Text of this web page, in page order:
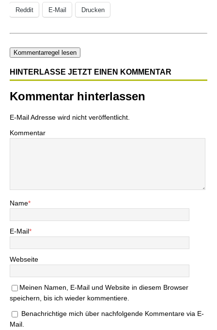
Reddit E-Mail Drucken
Kommentarregel lesen
HINTERLASSE JETZT EINEN KOMMENTAR
Kommentar hinterlassen
E-Mail Adresse wird nicht veröffentlicht.
Kommentar
Name*
E-Mail*
Webseite
Meinen Namen, E-Mail und Website in diesem Browser
speichern, bis ich wieder kommentiere.
Benachrichtige mich über nachfolgende Kommentare via E-
Mail.